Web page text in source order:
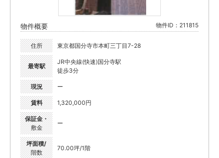
物件概要 物件ID：211815
住所 東京都国分寺市本町三丁目7-28
最寄駅
JR中央線(快速)国分寺駅
徒歩3分
現況 ー
賃料 1,320,000円
保証金・
敷金
ー
坪面積/
階数
70.00坪/1階